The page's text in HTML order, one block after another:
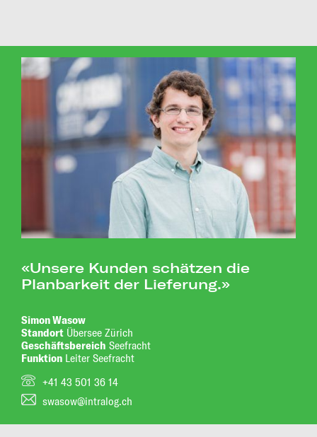
«Unsere Kunden schätzen die
Planbarkeit der Lieferung.»
Simon Wasow
Standort Übersee Zürich
Geschäftsbereich Seefracht
Funktion Leiter Seefracht
+41 43 501 36 14
swasow@intralog.ch